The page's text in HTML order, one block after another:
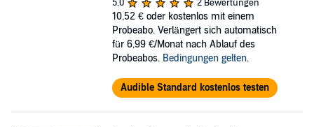
5,0
2 Bewertungen
10,52 € oder kostenlos mit einem
Probeabo. Verlängert sich automatisch
für 6,99 €/Monat nach Ablauf des
Probeabos. Bedingungen gelten.
Audible Standard kostenlos testen